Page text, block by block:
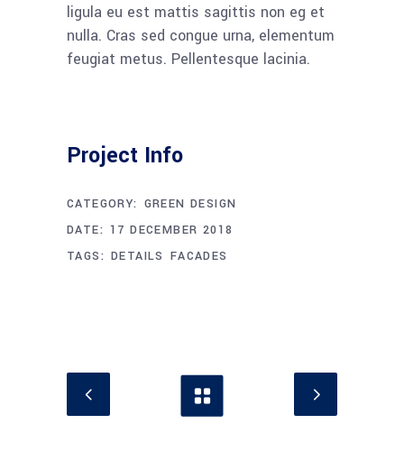
ligula eu est mattis sagittis non eg et
nulla. Cras sed congue urna, elementum
feugiat metus. Pellentesque lacinia.
Project Info
CATEGORY: GREEN DESIGN
DATE: 17 DECEMBER 2018
TAGS: DETAILS FACADES